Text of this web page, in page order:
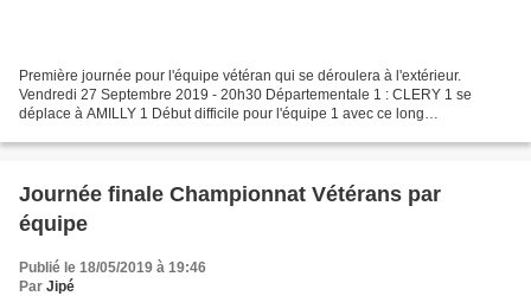
Première journée pour l'équipe vétéran qui se déroulera à l'extérieur.
Vendredi 27 Septembre 2019 - 20h30 Départementale 1 : CLERY 1 se
déplace à AMILLY 1 Début difficile pour l'équipe 1 avec ce long
Journée finale Championnat Vétérans par
équipe
Publié le 18/05/2019 à 19:46
Par Jipé